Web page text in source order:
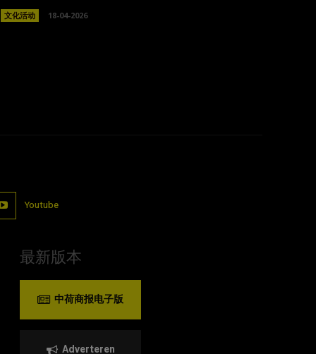
文化活动 18-04-2026
Youtube
最新版本
中荷商报电子版
Adverteren